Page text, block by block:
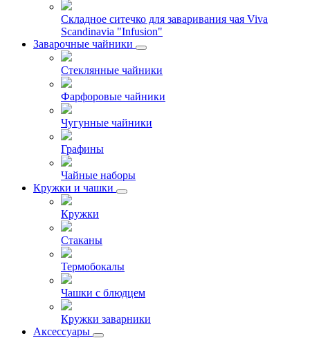
Складное ситечко для заваривания чая Viva
Scandinavia "Infusion"
Заварочные чайники
Стеклянные чайники
Фарфоровые чайники
Чугунные чайники
Графины
Чайные наборы
Кружки и чашки
Кружки
Стаканы
Термобокалы
Чашки с блюдцем
Кружки заварники
Аксессуары